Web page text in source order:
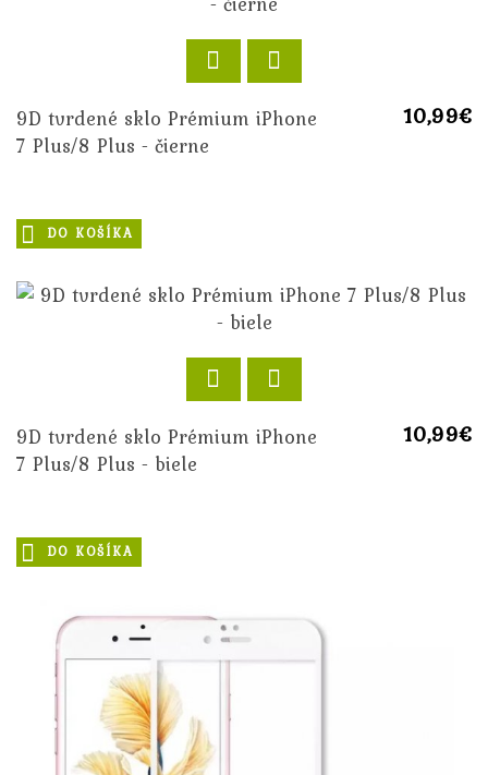
9D tvrdené sklo Prémium iPhone
7 Plus/8 Plus - čierne
10,99€
DO KOŠÍKA
9D tvrdené sklo Prémium iPhone
7 Plus/8 Plus - biele
10,99€
DO KOŠÍKA